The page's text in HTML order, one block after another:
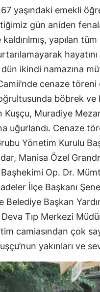
67 yaşındaki emekli
gün aniden
yapılan
ikindi namazına
cenaze töreni
böbrek ve
Kuşçu, Muradiye
uğurlandı. Cenaze
Yönetim Kurulu
Manisa Özel
Op. Dr.
İlçe Başkanı
Belediye Başkan
Tıp Merkezi
camiasından çok
yakınları ve